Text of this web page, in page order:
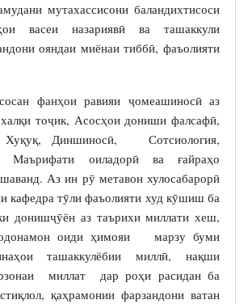
мутахассисони баландихтисоси
васеи назариявӣ ва ташаккули
ояндаи миёнаи тиббӣ, фаъолияти
фанҳои равияи ҷомеашиносӣ аз
тоҷик, Асосҳои дониши фалсафӣ,
Хуқуқ, Диншиносӣ, Сотсиология,
Маърифати оиладорӣ ва ғайраҳо
Аз ин рӯ метавон хулосабарорӣ
кафедра тӯли фаъолияти худ кӯшиш ба
донишҷӯён аз таърихи миллати хеш,
оиди ҳимояи марзу буми
ташаккулёбии миллӣ, нақши
миллат дар роҳи расидан ба
қаҳрамонии фарзандони ватан